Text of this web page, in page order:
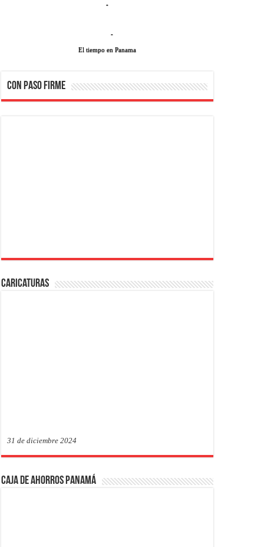
-
-
El tiempo en Panama
CON PASO FIRME
Caricaturas
31 de diciembre 2024
Caja de Ahorros Panamá